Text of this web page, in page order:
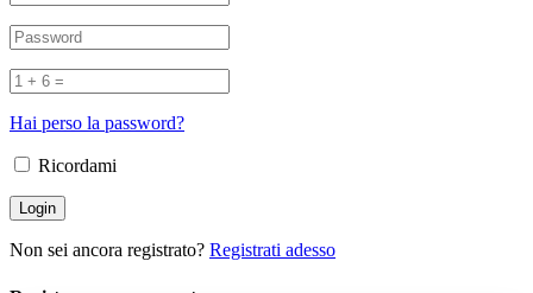
Hai perso la password?
Ricordami
Non sei ancora registrato? Registrati adesso